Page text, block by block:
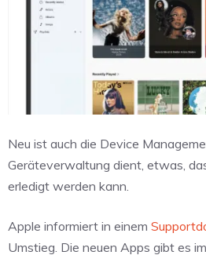
Neu ist auch die Device
Geräteverwaltung dient, etwas,
erledigt werden kann.
Apple informiert in einem
Umstieg. Die neuen Apps gibt es